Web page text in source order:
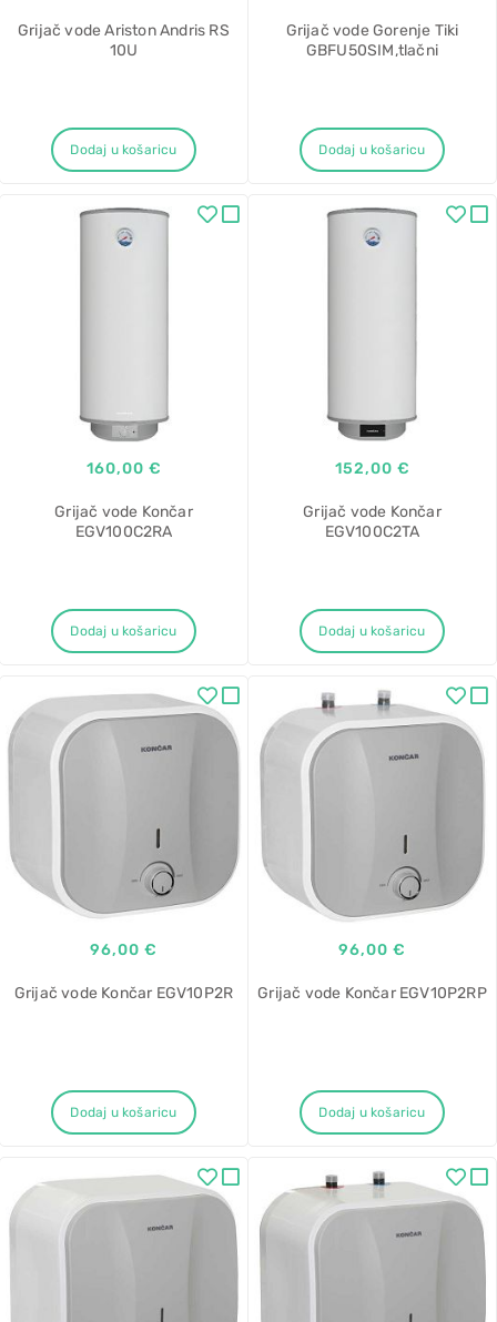
Grijač vode Ariston Andris RS
10U
Dodaj u košaricu
Grijač vode Gorenje Tiki
GBFU50SIM,tlačni
Dodaj u košaricu
160,00 €
Grijač vode Končar
EGV100C2RA
Dodaj u košaricu
152,00 €
Grijač vode Končar
EGV100C2TA
Dodaj u košaricu
96,00 €
Grijač vode Končar EGV10P2R
Dodaj u košaricu
96,00 €
Grijač vode Končar EGV10P2RP
Dodaj u košaricu